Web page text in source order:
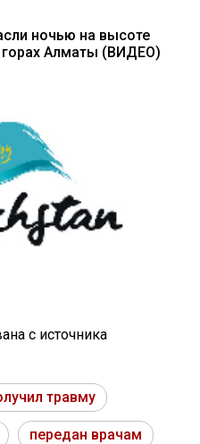
ночью на высоте
горах Алматы (ВИДЕО)
с источника
травму
передан врачам